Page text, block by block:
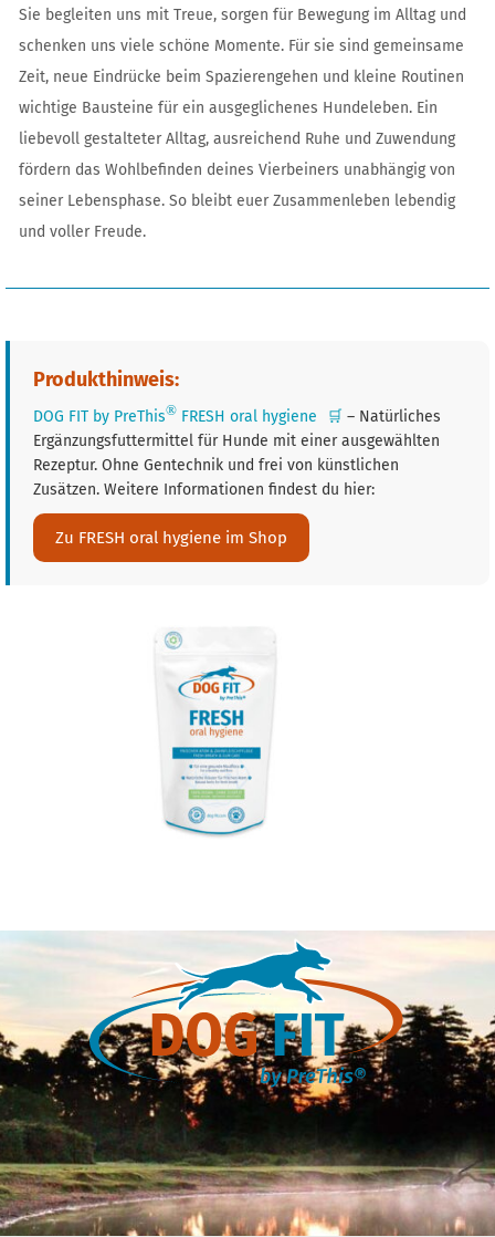
Sie begleiten uns mit Treue, sorgen für Bewegung im Alltag und
schenken uns viele schöne Momente. Für sie sind gemeinsame
Zeit, neue Eindrücke beim Spazierengehen und kleine Routinen
wichtige Bausteine für ein ausgeglichenes Hundeleben. Ein
liebevoll gestalteter Alltag, ausreichend Ruhe und Zuwendung
fördern das Wohlbefinden deines Vierbeiners unabhängig von
seiner Lebensphase. So bleibt euer Zusammenleben lebendig
und voller Freude.
Produkthinweis:
DOG FIT by PreThis®FRESH oral hygiene 🛒 – Natürliches
Ergänzungsfuttermittel für Hunde mit einer ausgewählten
Rezeptur. Ohne Gentechnik und frei von künstlichen
Zusätzen. Weitere Informationen findest du hier:
Zu FRESH oral hygiene im Shop